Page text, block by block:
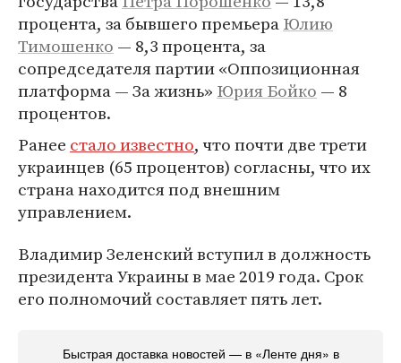
процента, за бывшего премьераЮлию
Тимошенко — 8,3 процента, за
сопредседателя партии «Оппозиционная
платформа — За жизнь» Юрия Бойко — 8
процентов.
Ранее стало известно, что почти две трети
украинцев (65 процентов) согласны, что их
страна находится под внешним
управлением.
Владимир Зеленский вступил в должность
президента Украины в мае 2019 года. Срок
его полномочий составляет пять лет.
Быстрая доставка новостей — в «Ленте дня» в